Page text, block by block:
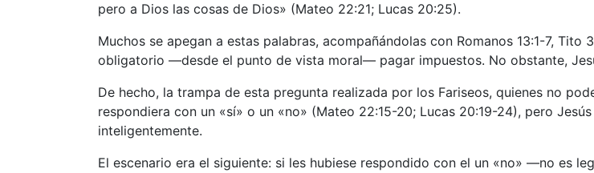
pero a Dios las cosas de Dios» (Mateo 22:21; Lucas 20:25).
Muchos se apegan a estas palabras, acompañándolas con Romanos 13:1-7,
obligatorio —desde el punto de vista moral— pagar impuestos. No obstante,
De hecho, la trampa de esta pregunta realizada por los Fariseos, quienes no
respondiera con un «sí» o un «no» (Mateo 22:15-20; Lucas 20:19-24), pero
inteligentemente.
El escenario era el siguiente: si les hubiese respondido con el un «no» —no es